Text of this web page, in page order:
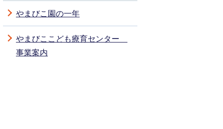
やまびこ園の一年
やまびここども療育センター
事業案内